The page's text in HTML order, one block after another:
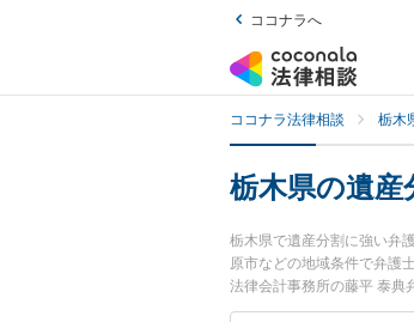
ココナラへ
ココナラ法律相談 栃木
栃木県の遺産
栃木県で遺産分割に強い弁
原市などの地域条件で弁護
法律会計事務所の藤平 泰典
されています。『栃木県で